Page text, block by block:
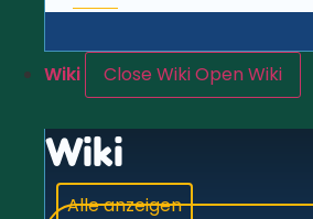
Wiki Close WikiOpen Wiki
Wiki
Alle anzeigen